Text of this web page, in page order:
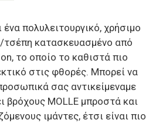
ένα πολυλειτουργικό, χρήσιμο
τσέπη κατασκευασμένο από
το οποίο το καθιστά πιο
στις φθορές. Μπορεί να
σας αντικείμεναμε
βρόχους MOLLE μπροστά και
ιμάντες, έτσι είναι πιο